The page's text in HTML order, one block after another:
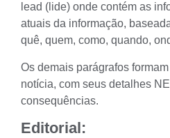
lead (lide) onde contém as
atuais da informação,
quê, quem, como, quando,
Os demais parágrafos
notícia, com seus detalhes
consequências.
Editorial: